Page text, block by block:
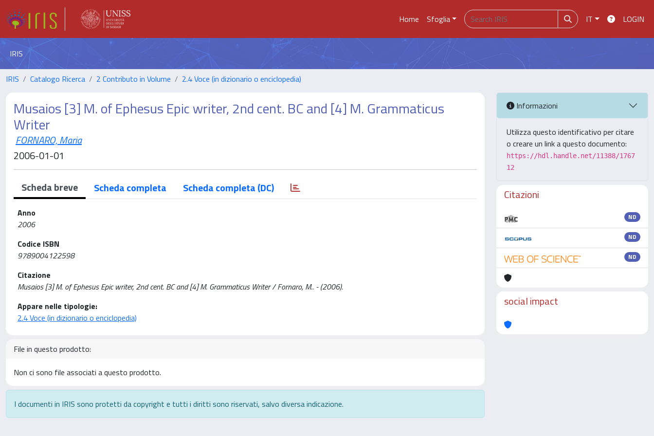
Home Sfoglia IT LOGIN
IRIS
IRIS Catalogo Ricerca 2 Contributo in Volume 2.4 Voce (in dizionario o enciclopedia)
Musaios [3] M. of Ephesus Epic writer, 2nd cent. BC and [4] M. Grammaticus
Writer
FORNARO, Maria
2006-01-01
Scheda breve Scheda completa Scheda completa (DC)
Anno
2006
Codice ISBN
9789004122598
Citazione
Musaios [3] M. of Ephesus Epic writer, 2nd cent. BC and [4] M. Grammaticus Writer / Fornaro, M.. - (2006).
Appare nelle tipologie:
2.4 Voce (in dizionario o enciclopedia)
File in questo prodotto:
Non ci sono file associati a questo prodotto.
I documenti in IRIS sono protetti da copyright e tutti i diritti sono riservati, salvo diversa indicazione.
Informazioni
Utilizza questo identificativo per citare
o creare un link a questo documento:
https://hdl.handle.net/11388/1767
12
Citazioni
ND
ND
ND
social impact